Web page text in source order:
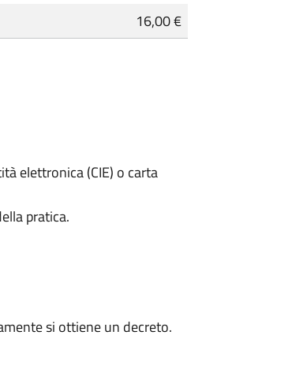
16,00 €
elettronica (CIE) o carta
pratica.
si ottiene un decreto.